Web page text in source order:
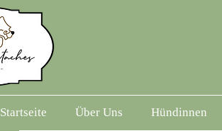
Startseite Über Uns Hündinnen